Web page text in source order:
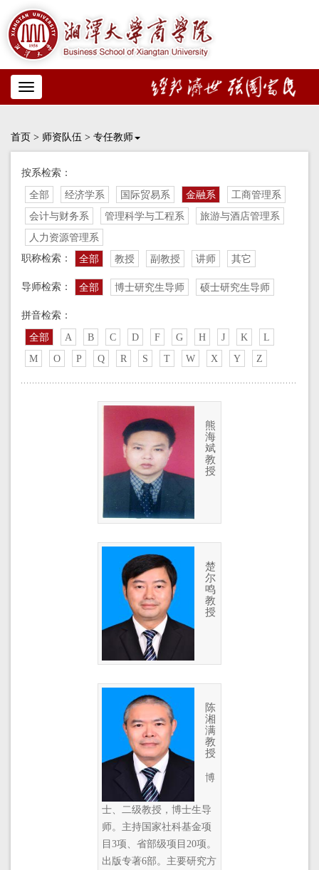
Toggle
navigation
首页 > 师资队伍 > 专任教师
按系检索：
全部 经济学系 国际贸易系 金融系
工商管理系
会计与财务系
管理科学与工程系
旅游与酒店管理系
人力资源管理系
职称检索：
全部 教授 副教授 讲师 其它
导师检索： 全部 博士研究生导师 硕士研究生导师
拼音检索：
全部 A B C D F G H J K
L
M
O P Q R S T W X Y Z
熊
海
斌
教
授
楚
尔
鸣
教
授
陈
湘
满
教
授
博
士、二级教授，博士生导
师。主持国家社科基金项
目3项、省部级项目20项。
出版专著6部。主要研究方